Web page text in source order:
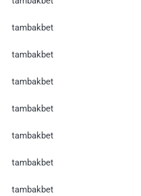
tambakbet
tambakbet
tambakbet
tambakbet
tambakbet
tambakbet
tambakbet